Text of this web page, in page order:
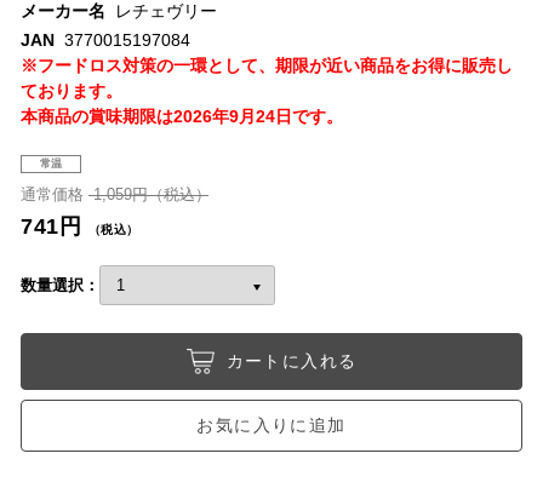
メーカー名
レチェヴリー
JAN 3770015197084
※フードロス対策の一環として、期限が近い商品をお得に販売し
ております。
本商品の賞味期限は2026年9月24日です。
常温
通常価格 1,059円（税込）
741円 （税込）
数量選択：
カートに入れる
お気に入りに追加